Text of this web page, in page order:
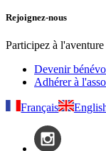
Rejoignez-nous
Participez à l'aventure
Devenir
Adhérer à
Français